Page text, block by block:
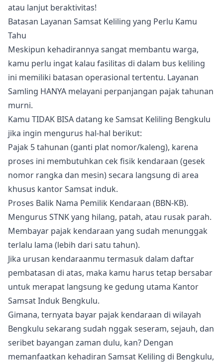
atau lanjut beraktivitas!
Batasan Layanan Samsat Keliling yang Perlu Kamu
Tahu
Meskipun kehadirannya sangat membantu warga,
kamu perlu ingat kalau fasilitas di dalam bus keliling
ini memiliki batasan operasional tertentu. Layanan
Samling HANYA melayani perpanjangan pajak tahunan
murni.
Kamu TIDAK BISA datang ke Samsat Keliling Bengkulu
jika ingin mengurus hal-hal berikut:
Pajak 5 tahunan (ganti plat nomor/kaleng), karena
proses ini membutuhkan cek fisik kendaraan (gesek
nomor rangka dan mesin) secara langsung di area
khusus kantor Samsat induk.
Proses Balik Nama Pemilik Kendaraan (BBN-KB).
Mengurus STNK yang hilang, patah, atau rusak parah.
Membayar pajak kendaraan yang sudah menunggak
terlalu lama (lebih dari satu tahun).
Jika urusan kendaraanmu termasuk dalam daftar
pembatasan di atas, maka kamu harus tetap bersabar
untuk merapat langsung ke gedung utama Kantor
Samsat Induk Bengkulu.
Gimana, ternyata bayar pajak kendaraan di wilayah
Bengkulu sekarang sudah nggak seseram, sejauh, dan
seribet bayangan zaman dulu, kan? Dengan
memanfaatkan kehadiran Samsat Keliling di Bengkulu,